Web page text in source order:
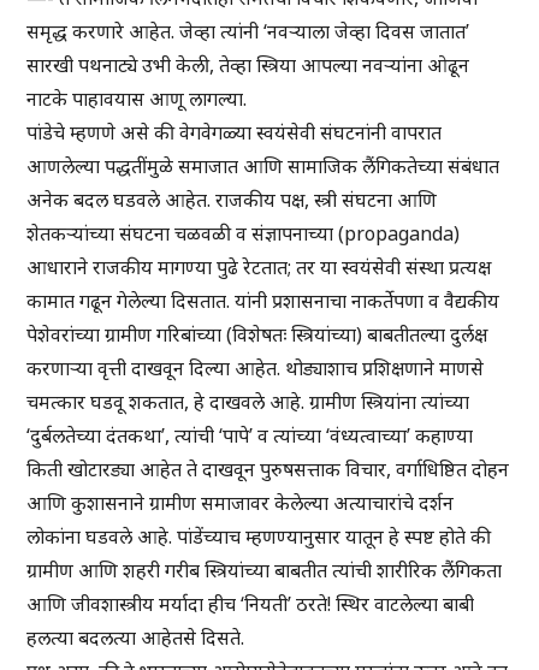
समृद्ध करणारे आहेत. जेव्हा त्यांनी ‘नवऱ्याला जेव्हा दिवस जातात’
सारखी पथनाट्ये उभी केली, तेव्हा स्त्रिया आपल्या नवऱ्यांना ओढून
नाटके पाहावयास आणू लागल्या.
पांडेचे म्हणणे असे की वेगवेगळ्या स्वयंसेवी संघटनांनी वापरात
आणलेल्या पद्धतींमुळे समाजात आणि सामाजिक लैंगिकतेच्या संबंधात
अनेक बदल घडवले आहेत. राजकीय पक्ष, स्त्री संघटना आणि
शेतकऱ्यांच्या संघटना चळवळी व संज्ञापनाच्या (propaganda)
आधाराने राजकीय मागण्या पुढे रेटतात; तर या स्वयंसेवी संस्था प्रत्यक्ष
कामात गढून गेलेल्या दिसतात. यांनी प्रशासनाचा नाकर्तेपणा व वैद्यकीय
पेशेवरांच्या ग्रामीण गरिबांच्या (विशेषतः स्त्रियांच्या) बाबतीतल्या दुर्लक्ष
करणाऱ्या वृत्ती दाखवून दिल्या आहेत. थोड्याशाच प्रशिक्षणाने माणसे
चमत्कार घडवू शकतात, हे दाखवले आहे. ग्रामीण स्त्रियांना त्यांच्या
‘दुर्बलतेच्या दंतकथा’, त्यांची ‘पापे’ व त्यांच्या ‘वंध्यत्वाच्या’ कहाण्या
किती खोटारड्या आहेत ते दाखवून पुरुषसत्ताक विचार, वर्गाधिष्ठित दोहन
आणि कुशासनाने ग्रामीण समाजावर केलेल्या अत्याचारांचे दर्शन
लोकांना घडवले आहे. पांडेंच्याच म्हणण्यानुसार यातून हे स्पष्ट होते की
ग्रामीण आणि शहरी गरीब स्त्रियांच्या बाबतीत त्यांची शारीरिक लैंगिकता
आणि जीवशास्त्रीय मर्यादा हीच ‘नियती’ ठरते! स्थिर वाटलेल्या बाबी
हलत्या बदलत्या आहेतसे दिसते.